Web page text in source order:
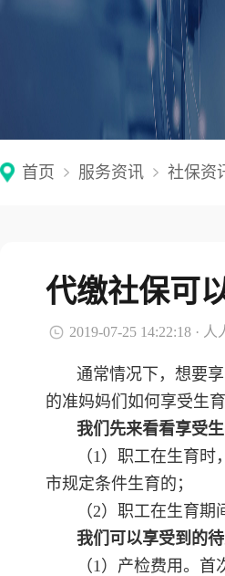
首页 服务资讯 社保资
代缴社保可
2019-07-25 14:22:18 · 人
通常情况下，想要
的准妈妈们如何享受生
我们先来看看享受
（1）职工在生育
市规定条件生育的；
（2）职工在生育期
我们可以享受到的待
（1）产检费用。